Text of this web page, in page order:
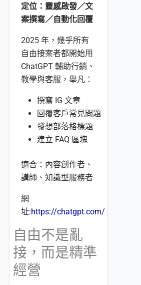
定位：靈感啟發／文
案撰寫／自動化回覆
2025 年，幾乎所有
自由接案者都開始用
ChatGPT 輔助行銷、
教學與客服，舉凡：
撰寫 IG 文章
回覆客戶常見問題
發想部落格標題
建立 FAQ 區塊
適合：內容創作者、
講師、知識型服務者
網
址:https://chatgpt.com/
自由不是亂
接，而是精準
經營